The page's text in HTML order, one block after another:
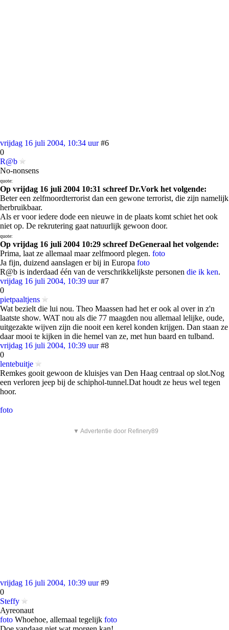
vrijdag 16 juli 2004, 10:34 uur #6
0
R@b
No-nonsens
quote:
Op vrijdag 16 juli 2004 10:31 schreef Dr.Vork het volgende:
Beter een zelfmoordterrorist dan een gewone terrorist, die zijn namelijk
herbruikbaar.
Als er voor iedere dode een nieuwe in de plaats komt schiet het ook
niet op. De rekrutering gaat natuurlijk gewoon door.
quote:
Op vrijdag 16 juli 2004 10:29 schreef DeGeneraal het volgende:
Prima, laat ze allemaal maar zelfmoord plegen. foto
Ja fijn, duizend aanslagen er bij in Europa foto
R@b is inderdaad één van de verschrikkelijkste personen die ik ken.
vrijdag 16 juli 2004, 10:39 uur #7
0
pietpaaltjens
Wat bezielt die lui nou. Theo Maassen had het er ook al over in z'n
laatste show. WAT nou als die 77 maagden nou allemaal lelijke, oude,
uitgezakte wijven zijn die nooit een kerel konden krijgen. Dan staan ze
daar mooi te kijken in die hemel van ze, met hun baard en tulband.
vrijdag 16 juli 2004, 10:39 uur #8
0
lentebuitje
Remkes gooit gewoon de kluisjes van Den Haag centraal op slot.Nog
een verloren jeep bij de schiphol-tunnel.Dat houdt ze heus wel tegen
hoor.
foto
▼ Advertentie door Refinery89
vrijdag 16 juli 2004, 10:39 uur #9
0
Steffy
Ayreonaut
foto Whoehoe, allemaal tegelijk foto